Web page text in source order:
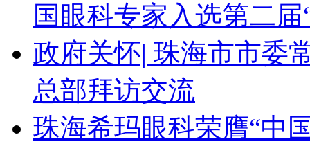
国眼科专家入选第二
政府关怀| 珠海市市委
总部拜访交流
珠海希玛眼科荣膺“中